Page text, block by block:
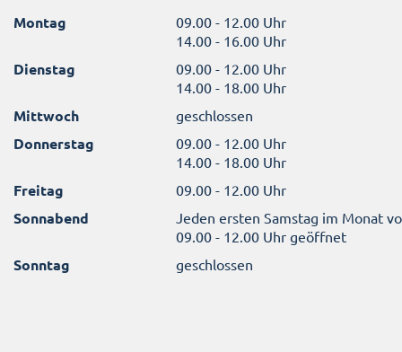
Montag
09.00 - 12.00 Uhr
14.00 - 16.00 Uhr
Dienstag
09.00 - 12.00 Uhr
14.00 - 18.00 Uhr
Mittwoch geschlossen
Donnerstag
09.00 - 12.00 Uhr
14.00 - 18.00 Uhr
Freitag 09.00 - 12.00 Uhr
Sonnabend
Jeden ersten Samstag im Monat
09.00 - 12.00 Uhr geöffnet
Sonntag geschlossen